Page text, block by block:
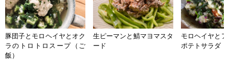
豚団子とモロヘイヤとオク
ラのトロトロスープ（ご
飯）
生ピーマンと鯖マヨマスタ
ード
モロヘイヤと
ポテトサラダ